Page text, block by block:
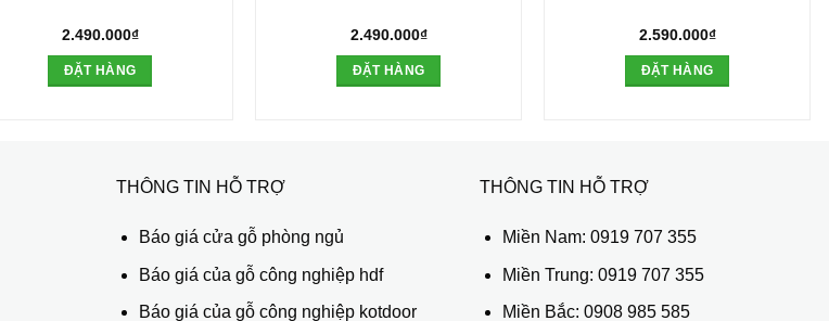
2.490.000₫
ĐẶT HÀNG
2.490.000₫
ĐẶT HÀNG
2.590.000₫
ĐẶT HÀNG
THÔNG TIN HỖ TRỢ
Báo giá cửa gỗ phòng ngủ
Báo giá của gỗ công nghiệp hdf
Báo giá của gỗ công nghiệp kotdoor
THÔNG TIN HỖ TRỢ
Miền Nam: 0919 707 355
Miền Trung: 0919 707 355
Miền Bắc: 0908 985 585